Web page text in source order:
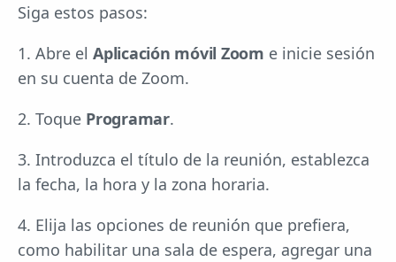
Siga estos pasos:
1. Abre el Aplicación móvil Zoom e inicie sesión
en su cuenta de Zoom.
2. Toque Programar.
3. Introduzca el título de la reunión, establezca
la fecha, la hora y la zona horaria.
4. Elija las opciones de reunión que prefiera,
como habilitar una sala de espera, agregar una